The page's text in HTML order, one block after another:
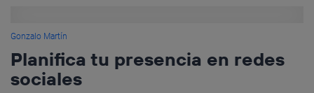
Gonzalo Martín
Planifica tu presencia en redes
sociales